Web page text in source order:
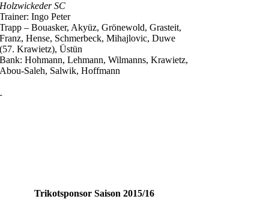
Holzwickeder SC
Trainer: Ingo Peter
Trapp – Bouasker, Akyüz, Grönewold, Grasteit,
Franz, Hense, Schmerbeck, Mihajlovic, Duwe
(57. Krawietz), Üstün
Bank: Hohmann, Lehmann, Wilmanns, Krawietz,
Abou-Saleh, Salwik, Hoffmann
Trikotsponsor Saison 2015/16